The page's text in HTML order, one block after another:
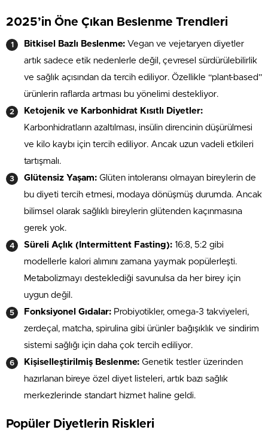
2025’in Öne Çıkan Beslenme Trendleri
Bitkisel Bazlı Beslenme: Vegan ve vejetaryen diyetler
artık sadece etik nedenlerle değil, çevresel sürdürülebilirlik
ve sağlık açısından da tercih ediliyor. Özellikle “plant-based”
ürünlerin raflarda artması bu yönelimi destekliyor.
Ketojenik ve Karbonhidrat Kısıtlı Diyetler:
Karbonhidratların azaltılması, insülin direncinin düşürülmesi
ve kilo kaybı için tercih ediliyor. Ancak uzun vadeli etkileri
tartışmalı.
Glütensiz Yaşam: Glüten intoleransı olmayan bireylerin de
bu diyeti tercih etmesi, modaya dönüşmüş durumda. Ancak
bilimsel olarak sağlıklı bireylerin glütenden kaçınmasına
gerek yok.
Süreli Açlık (Intermittent Fasting): 16:8, 5:2 gibi
modellerle kalori alımını zamana yaymak popülerleşti.
Metabolizmayı desteklediği savunulsa da her birey için
uygun değil.
Fonksiyonel Gıdalar: Probiyotikler, omega-3 takviyeleri,
zerdeçal, matcha, spirulina gibi ürünler bağışıklık ve sindirim
sistemi sağlığı için daha çok tercih ediliyor.
Kişiselleştirilmiş Beslenme: Genetik testler üzerinden
hazırlanan bireye özel diyet listeleri, artık bazı sağlık
merkezlerinde standart hizmet haline geldi.
Popüler Diyetlerin Riskleri